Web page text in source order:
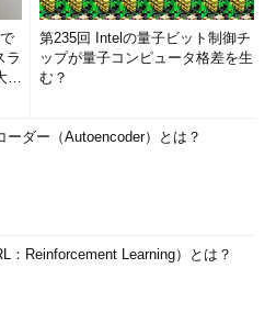
ラ
学
第235回 Intelの量子ビット制御チ
ップが量子コンピュータ格差を生
む？
ーダー（Autoencoder）とは？
：Reinforcement Learning）とは？